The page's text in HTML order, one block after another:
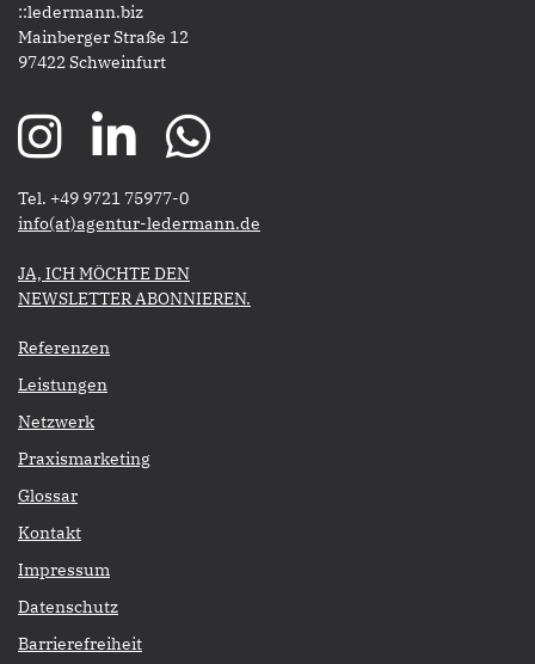
::ledermann.biz
Mainberger Straße 12
97422 Schweinfurt
Tel. +49 9721 75977-0
​​​​​​​info(at)agentur-ledermann.de
​​​​​JA, ICH MÖCHTE DEN
NEWSLETTER ABONNIEREN.​​​​​​​
Referenzen
Leistungen
Netzwerk
Praxismarketing
Glossar
Kontakt
Impressum
Datenschutz
Barrierefreiheit